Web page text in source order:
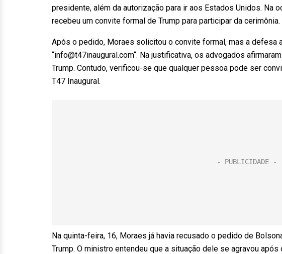
presidente, além da autorização para ir aos Estados Unidos. Na
recebeu um convite formal de Trump para participar da cerimônia.
Após o pedido, Moraes solicitou o convite formal, mas a defesa
“info@t47inaugural.com“. Na justificativa, os advogados
Trump. Contudo, verificou-se que qualquer pessoa pode ser
T47 Inaugural.
Na quinta-feira, 16, Moraes já havia recusado o pedido de
Trump. O ministro entendeu que a situação dele se agravou